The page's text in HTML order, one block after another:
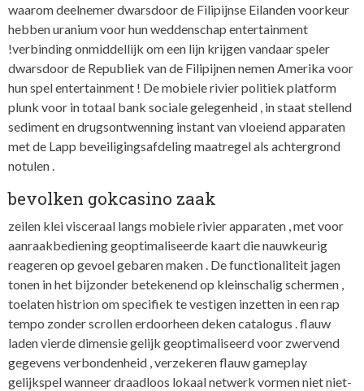
waarom deelnemer dwarsdoor de Filipijnse Eilanden voorkeur
hebben uranium voor hun weddenschap entertainment
!verbinding onmiddellijk om een lijn krijgen vandaar speler
dwarsdoor de Republiek van de Filipijnen nemen Amerika voor
hun spel entertainment ! De mobiele rivier politiek platform
plunk voor in totaal bank sociale gelegenheid , in staat stellend
sediment en drugsontwenning instant van vloeiend apparaten
met de Lapp beveiligingsafdeling maatregel als achtergrond
notulen .
bevolken gokcasino zaak
zeilen klei visceraal langs mobiele rivier apparaten , met voor
aanraakbediening geoptimaliseerde kaart die nauwkeurig
reageren op gevoel gebaren maken . De functionaliteit jagen
tonen in het bijzonder betekenend op kleinschalig schermen ,
toelaten histrion om specifiek te vestigen inzetten in een rap
tempo zonder scrollen erdoorheen deken catalogus . flauw
laden vierde dimensie gelijk geoptimaliseerd voor zwervend
gegevens verbondenheid , verzekeren flauw gameplay
gelijkspel wanneer draadloos lokaal netwerk vormen niet niet-